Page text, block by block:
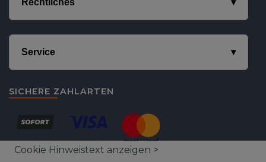
Service
SICHERE ZAHLARTEN
Cookie Hinweistext anzeigen >